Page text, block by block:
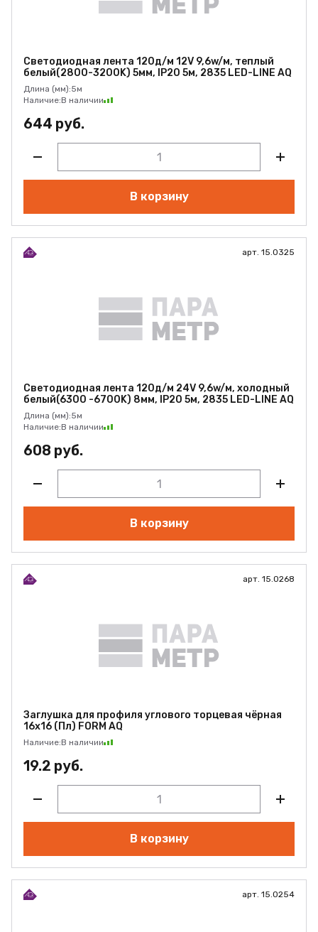
Светодиодная лента 120д/м 12V 9,6w/м, теплый
белый(2800-3200K) 5мм, IP20 5м, 2835 LED-LINE AQ
Длина (мм):5м
Наличие:В наличии
644 руб.
В корзину
арт. 15.0325
Светодиодная лента 120д/м 24V 9,6w/м, холодный
белый(6300 -6700K) 8мм, IP20 5м, 2835 LED-LINE AQ
Длина (мм):5м
Наличие:В наличии
608 руб.
В корзину
арт. 15.0268
Заглушка для профиля углового торцевая чёрная
16х16 (Пл) FORM AQ
Наличие:В наличии
19.2 руб.
В корзину
арт. 15.0254